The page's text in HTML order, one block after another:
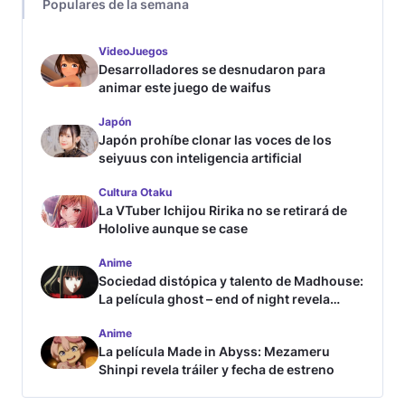
Populares de la semana
VideoJuegos
Desarrolladores se desnudaron para
animar este juego de waifus
Japón
Japón prohíbe clonar las voces de los
seiyuus con inteligencia artificial
Cultura Otaku
La VTuber Ichijou Ririka no se retirará de
Hololive aunque se case
Anime
Sociedad distópica y talento de Madhouse:
La película ghost – end of night revela
Anime
La película Made in Abyss: Mezameru
Shinpi revela tráiler y fecha de estreno